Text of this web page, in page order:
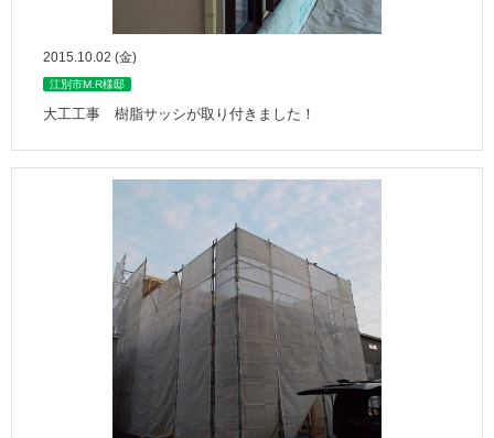
2015.10.02 (金)
江別市M.R様邸
大工工事 樹脂サッシが取り付きました！